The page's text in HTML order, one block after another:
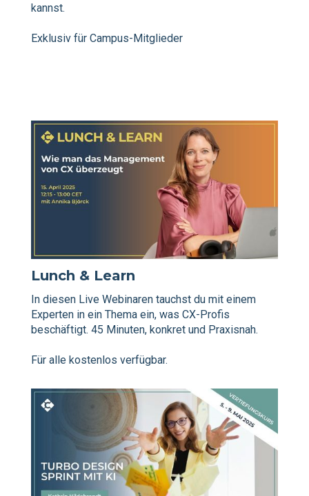
kannst.
Exklusiv für Campus-Mitglieder
Lunch & Learn
In diesen Live Webinaren tauchst du mit einem
Experten in ein Thema ein, was CX-Profis
beschäftigt. 45 Minuten, konkret und Praxisnah.
Für alle kostenlos verfügbar.